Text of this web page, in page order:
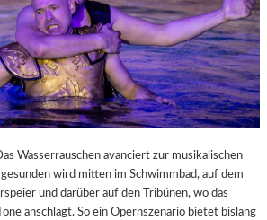
Wasserrauschen avanciert zur musikalischen
wird mitten im Schwimmbad, auf dem
und darüber auf den Tribünen, wo das
anschlägt. So ein Opernszenario bietet bislang